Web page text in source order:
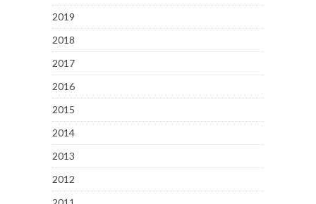
2019
2018
2017
2016
2015
2014
2013
2012